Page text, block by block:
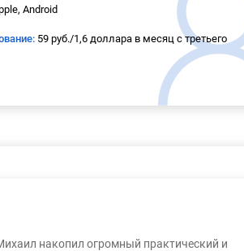
Android
59 руб./1,6 доллара в месяц с третьего
накопил огромный практический и